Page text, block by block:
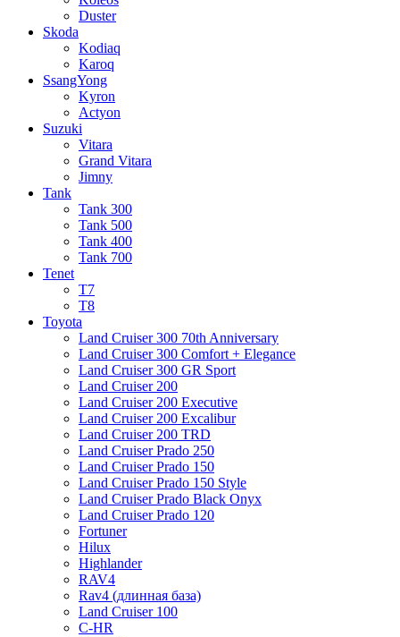
Duster
Skoda
Kodiaq
Karoq
SsangYong
Kyron
Actyon
Suzuki
Vitara
Grand Vitara
Jimny
Tank
Tank 300
Tank 500
Tank 400
Tank 700
Tenet
T7
T8
Toyota
Land Cruiser 300 70th Anniversary
Land Cruiser 300 Comfort + Elegance
Land Cruiser 300 GR Sport
Land Cruiser 200
Land Cruiser 200 Executive
Land Cruiser 200 Excalibur
Land Cruiser 200 TRD
Land Cruiser Prado 250
Land Cruiser Prado 150
Land Cruiser Prado 150 Style
Land Cruiser Prado Black Onyx
Land Cruiser Prado 120
Fortuner
Hilux
Highlander
RAV4
Rav4 (длинная база)
Land Cruiser 100
C-HR